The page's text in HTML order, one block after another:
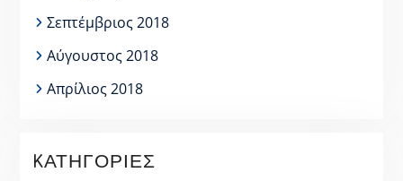
Σεπτέμβριος 2018
Αύγουστος 2018
Απρίλιος 2018
KΑΤΗΓΟΡΊΕΣ